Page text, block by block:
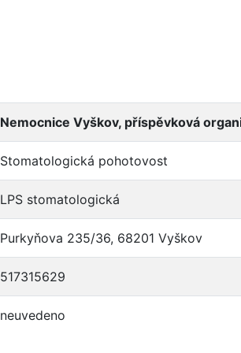
Nemocnice Vyškov, příspěvková
Stomatologická pohotovost
LPS stomatologická
Purkyňova 235/36, 68201 Vyškov
517315629
neuvedeno